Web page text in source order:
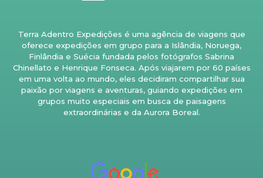
Terra Adentro Expedições é uma agência de viagens que
oferece expedições em grupo para a Islândia, Noruega,
Finlândia e Suécia fundada pelos fotógrafos Sabrina
Chinellato e Henrique Fonseca. Após viajarem por 60 países
em uma volta ao mundo, eles decidiram compartilhar sua
paixão por viagens e aventuras, guiando expedições em
grupos muito especiais em busca de paisagens
extraordinárias e da Aurora Boreal.